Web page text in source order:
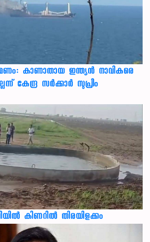
കാണാതായ ഇന്ത്യൻ നാവികരെ
കേന്ദ്ര സർക്കാർ സുപ്രീം
കിണറിൽ തിരയിളക്കം